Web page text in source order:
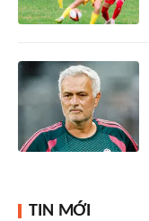
TIN MỚI